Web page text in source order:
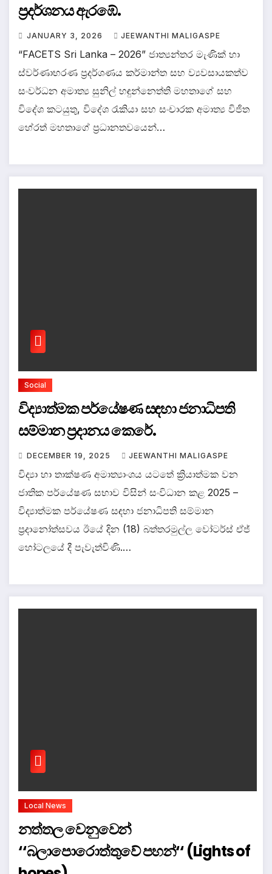
ප්‍රදර්ශනය ඇරඹේ.
JANUARY 3, 2026 JEEWANTHI MALIGASPE
“FACETS Sri Lanka – 2026” ජාත්‍යන්තර මැණික් හා
ස්වර්ණාභරණ ප්‍රදර්ශණය කර්මාන්ත සහ ව්‍යවසායකත්ව
සංවර්ධන අමාත්‍ය සුනිල් හඳුන්නෙත්ති මහතාගේ සහ
විදේශ කටයුතු, විදේශ රැකියා සහ සංචාරක අමාත්‍ය විජිත
හේරත් මහතාගේ ප්‍රධානතවයෙන්…
Social
විද්‍යාත්මක පර්යේෂණ සඳහා ජනාධිපති
සම්මාන ප්‍රදානය කෙරේ.
DECEMBER 19, 2025 JEEWANTHI MALIGASPE
විද්‍යා හා තාක්ෂණ අමාත්‍යාංශය යටතේ ක්‍රියාත්මක වන
ජාතික පර්යේෂණ සභාව විසින් සංවිධාන කළ 2025 –
විද්‍යාත්මක පර්යේෂණ සඳහා ජනාධිපති සම්මාන
ප්‍රදානෝත්සවය ඊයේ දින (18) බත්තරමුල්ල ‍වෝටර්ස් ඒජ්
හෝටලයේ දී පැවැත්විණි.…
Local News
නත්තල වෙනුවෙන්
‘‘බලාපොරොත්තුවේ පහන්‘‘ (Lights of